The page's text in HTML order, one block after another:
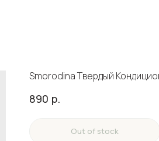
Smorodina Твердый
890 р.
Out of stock